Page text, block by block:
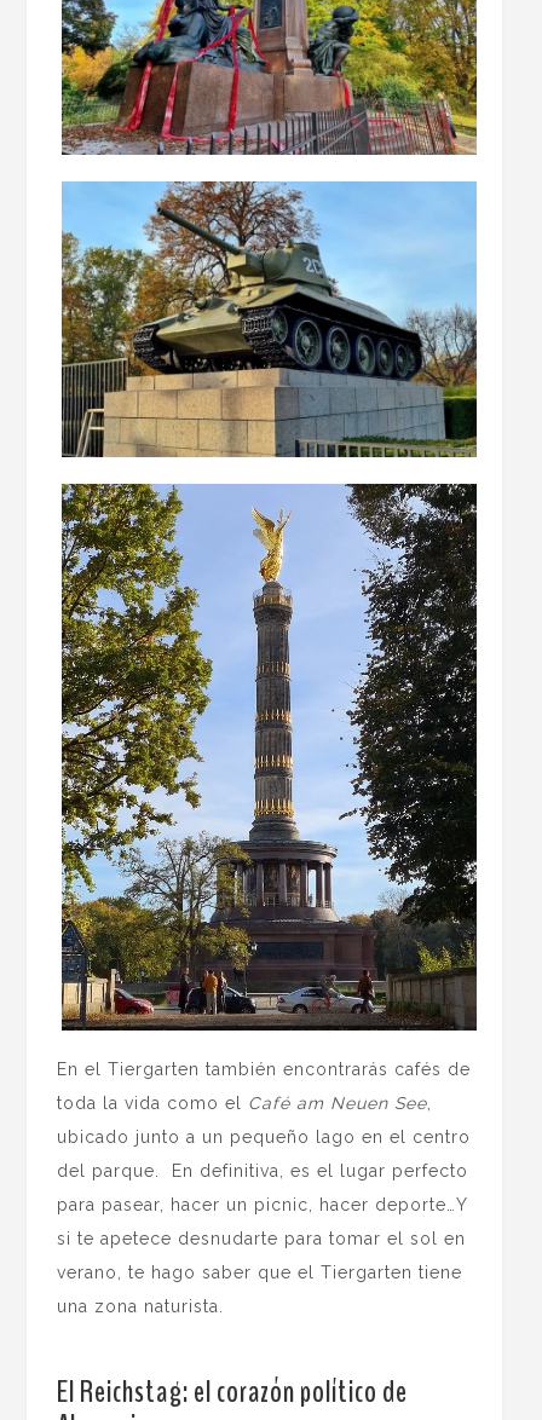
En el Tiergarten también encontrarás cafés de
toda la vida como el Café am Neuen See
ubicado junto a un pequeño lago en el centro
del parque. En definitiva, es el lugar perfecto
para pasear, hacer un picnic, hacer deporte…Y
si te apetece desnudarte para tomar el sol en
verano, te hago saber que el Tiergarten tiene
una zona naturista.
El Reichstag: el corazón político de